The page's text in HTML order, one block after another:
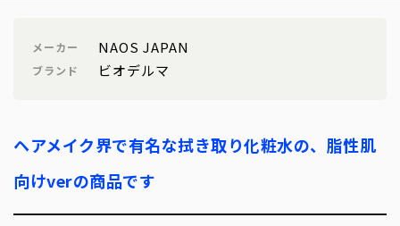
メーカー NAOS JAPAN
ブランド ビオデルマ
ヘアメイク界で有名な拭き取り化粧水の、脂性肌
向けverの商品です